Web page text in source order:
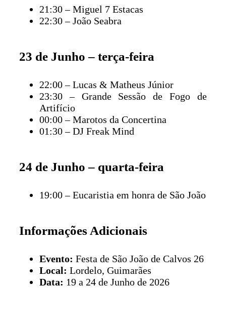
21:30 – Miguel 7 Estacas
22:30 – João Seabra
23 de Junho – terça-feira
22:00 – Lucas & Matheus Júnior
23:30 – Grande Sessão de Fogo de
Artifício
00:00 – Marotos da Concertina
01:30 – DJ Freak Mind
24 de Junho – quarta-feira
19:00 – Eucaristia em honra de São João
Informações Adicionais
Evento: Festa de São João de Calvos 26
Local: Lordelo, Guimarães
Data: 19 a 24 de Junho de 2026